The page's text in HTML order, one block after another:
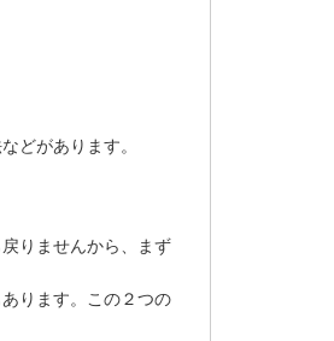
どがあります。
りませんから、まず
ります。この２つの